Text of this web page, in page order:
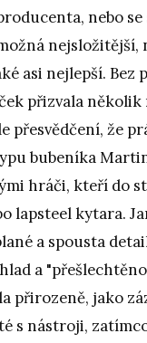
nebo
asi nejlepší. Bez
přizvala
přesvědčení, že
bubeníka
hráči, kteří do
lapsteel kytara.
a spousta
a
přirozeně, jako
s nástroji,